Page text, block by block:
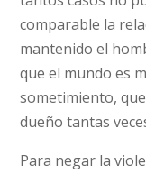
comparable la
mantenido el
que el mundo es
sometimiento,
dueño tantas
Para negar la